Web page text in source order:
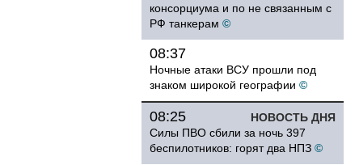
консорциума и по не связанным с
РФ танкерам ©
08:37
Ночные атаки ВСУ прошли под
знаком широкой географии ©
НОВОСТЬ ДНЯ
08:25
Силы ПВО сбили за ночь 397
беспилотников: горят два НПЗ ©